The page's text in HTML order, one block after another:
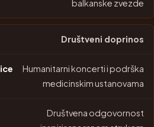
balkanske zvezde
Društveni doprinos
Humanitarni koncerti i podrška
medicinskim ustanovama
Društvena odgovornost